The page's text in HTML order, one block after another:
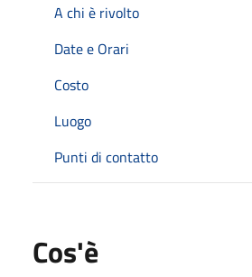
A chi è rivolto
Date e Orari
Costo
Luogo
Punti di contatto
Cos'è